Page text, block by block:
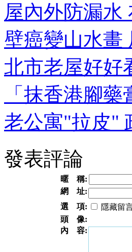
屋內外防漏水
壁癌變山水畫
北市老屋好好
「抹香港腳
老公寓"拉皮"
發表評論
暱 稱:
網 址:
選 項:
隱藏留
頭 像:
內 容: